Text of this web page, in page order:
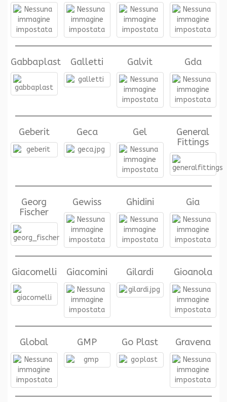
Gabbaplast Galletti Galvit Gda
Geberit Geca Gel
General
Fittings
Georg
Fischer
Gewiss Ghidini Gia
Giacomelli Giacomini Gilardi Gioanola
Global GMP Go Plast Gravena